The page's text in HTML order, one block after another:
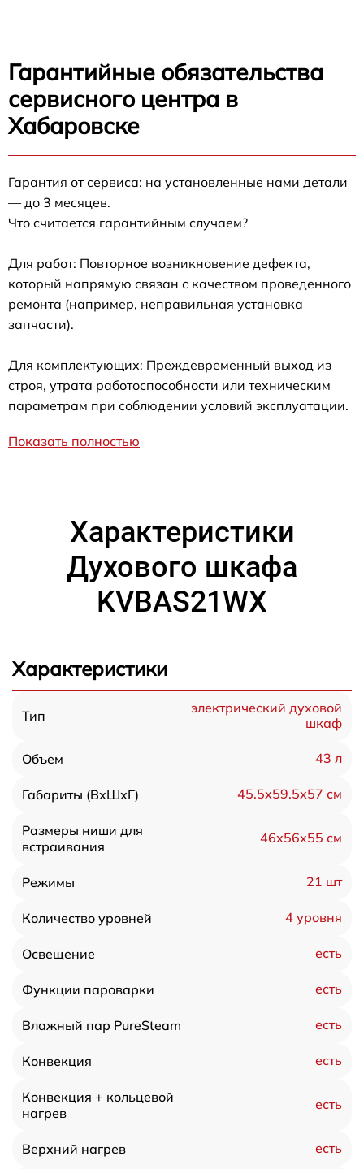
Гарантийные обязательства
сервисного центра в
Хабаровске
Гарантия от сервиса: на установленные нами детали
— до 3 месяцев.
Что считается гарантийным случаем?
Для работ: Повторное возникновение дефекта,
который напрямую связан с качеством проведенного
ремонта (например, неправильная установка
запчасти).
Для комплектующих: Преждевременный выход из
строя, утрата работоспособности или техническим
параметрам при соблюдении условий эксплуатации.
Показать полностью
Характеристики
Духового шкафа
KVBAS21WX
Характеристики
Тип
электрический духовой
шкаф
Объем 43 л
Габариты (ВхШхГ) 45.5х59.5х57 см
Размеры ниши для
встраивания
46х56х55 см
Режимы 21 шт
Количество уровней 4 уровня
Освещение есть
Функции пароварки есть
Влажный пар PureSteam есть
Конвекция есть
Конвекция + кольцевой
нагрев
есть
Верхний нагрев есть